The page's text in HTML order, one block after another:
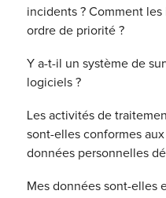
incidents ? Comment
ordre de priorité ?
Y a-t-il un système de
logiciels ?
Les activités de
sont-elles conformes
données personnelles
Mes données sont-elles